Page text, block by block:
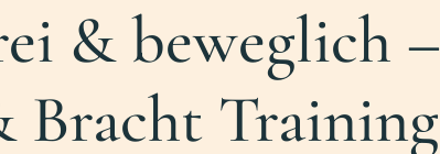
& beweglich –
Bracht Training